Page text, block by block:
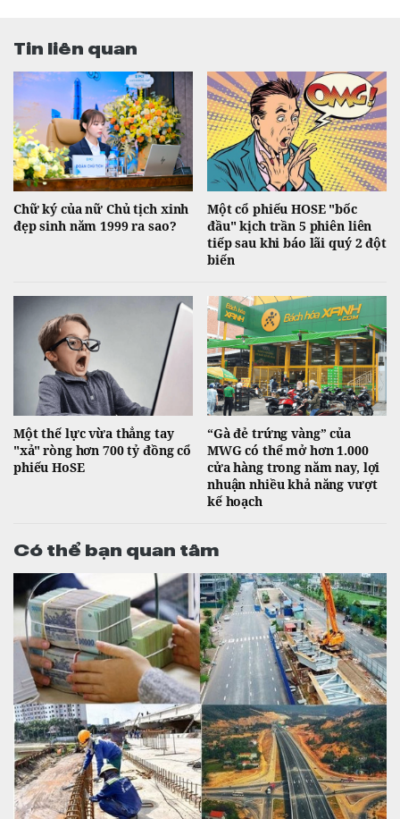
Tin liên quan
Chữ ký của nữ Chủ tịch xinh
đẹp sinh năm 1999 ra sao?
Một cổ phiếu HOSE "bốc
đầu" kịch trần 5 phiên liên
tiếp sau khi báo lãi quý 2 đột
biến
Một thế lực vừa thẳng tay
"xả" ròng hơn 700 tỷ đồng cổ
phiếu HoSE
“Gà đẻ trứng vàng” của
MWG có thể mở hơn 1.000
cửa hàng trong năm nay, lợi
nhuận nhiều khả năng vượt
kế hoạch
Có thể bạn quan tâm